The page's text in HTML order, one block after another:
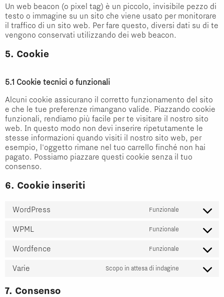
Un web beacon (o pixel tag) è un piccolo, invisibile pezzo di
testo o immagine su un sito che viene usato per monitorare
il traffico di un sito web. Per fare questo, diversi dati su di te
vengono conservati utilizzando dei web beacon.
5. Cookie
5.1 Cookie tecnici o funzionali
Alcuni cookie assicurano il corretto funzionamento del sito
e che le tue preferenze rimangano valide. Piazzando cookie
funzionali, rendiamo più facile per te visitare il nostro sito
web. In questo modo non devi inserire ripetutamente le
stesse informazioni quando visiti il nostro sito web, per
esempio, l'oggetto rimane nel tuo carrello finché non hai
pagato. Possiamo piazzare questi cookie senza il tuo
consenso.
6. Cookie inseriti
WordPress Funzionale
Consent
wordpress
WPML Funzionale
Consent
Wordfence Funzionale
Consent
Varie Scopo in attesa di indagine
Consent
7. Consenso